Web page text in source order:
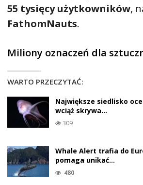
55 tysięcy użytkowników,
FathomNauts.
Miliony oznaczeń dla
WARTO PRZECZYTAĆ:
Największe siedlisko
wciąż skrywa…
309
Whale Alert trafia do
pomaga unikać…
480